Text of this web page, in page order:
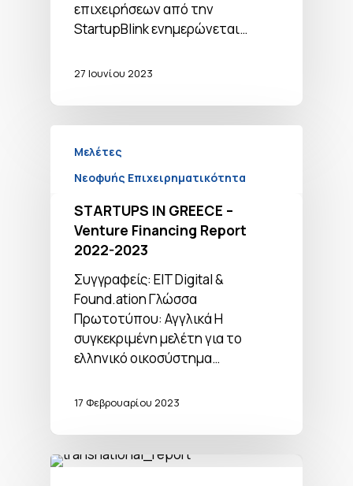
επιχειρήσεων από την
StartupBlink ενημερώνεται…
27 Ιουνίου 2023
Μελέτες
Νεοφυής Επιχειρηματικότητα
STARTUPS IN GREECE –
Venture Financing Report
2022-2023
Συγγραφείς: EIT Digital &
Found.ation Γλώσσα
Πρωτοτύπου: Αγγλικά Η
συγκεκριμένη μελέτη για το
ελληνικό οικοσύστημα…
17 Φεβρουαρίου 2023